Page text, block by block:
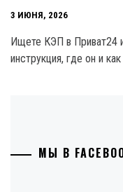
3 ИЮНЯ, 2026
Ищете КЭП в Приват24
инструкция, где он и
МЫ В